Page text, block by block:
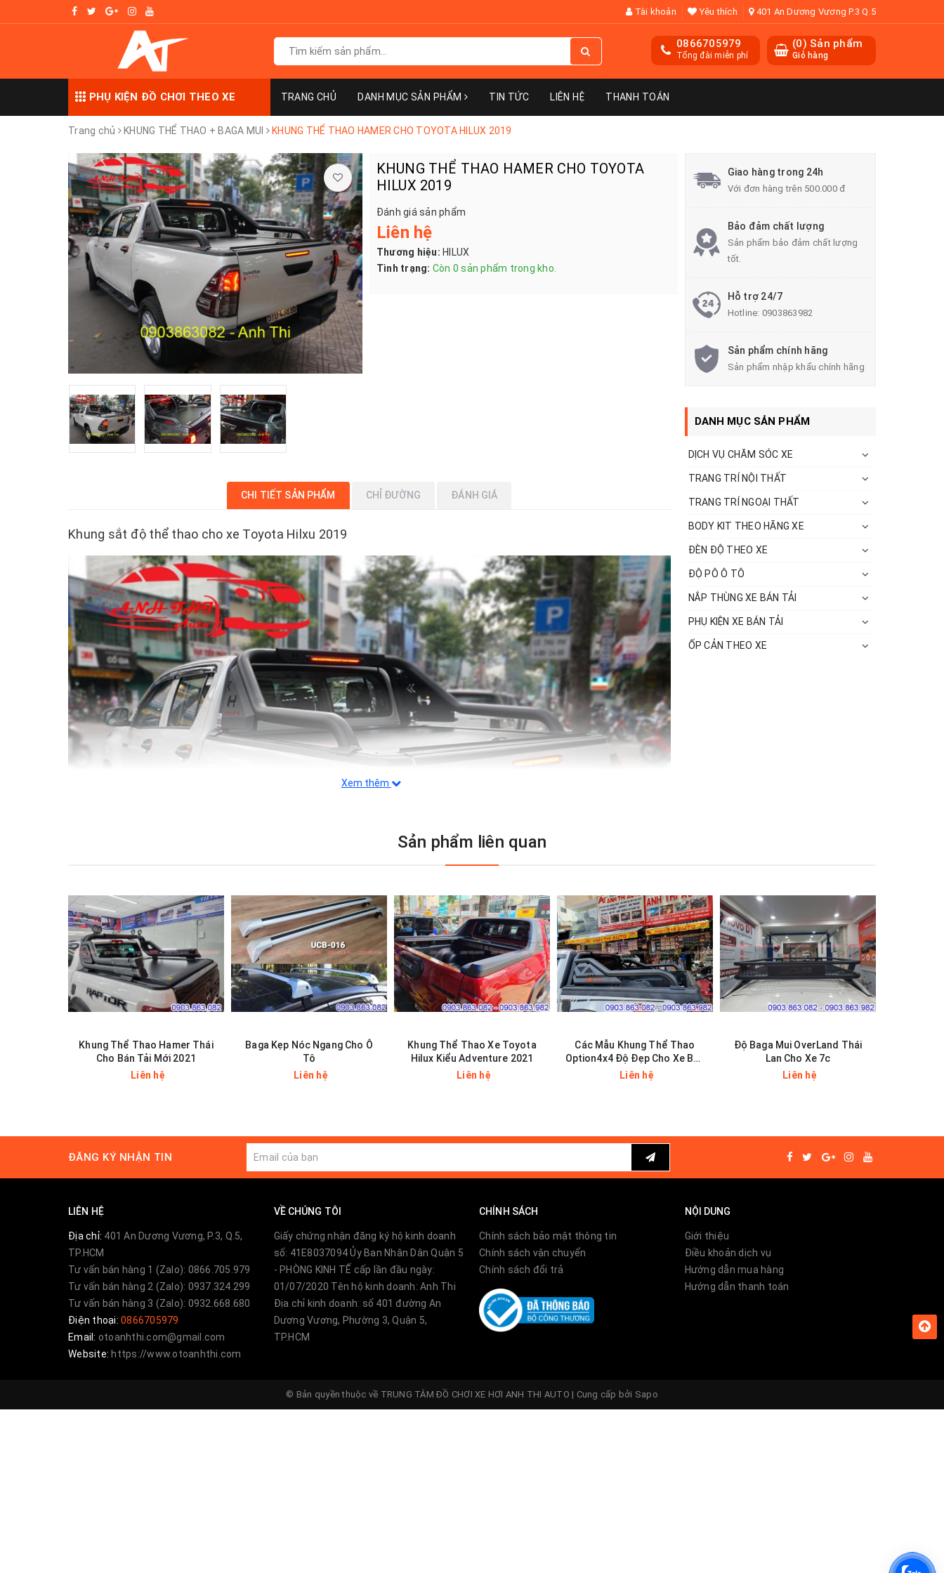
Tài khoản Yêu thích 401 An Dương Vương P.3 Q.5
(0) Sản phẩm
Giỏ hàng
0866705979
Tổng đài miễn phí
PHỤ KIỆN ĐỒ CHƠI THEO XE TRANG CHỦ DANH MỤC SẢN PHẨM TIN TỨC LIÊN HỆ THANH TOÁN
Trang chủ KHUNG THỂ THAO + BAGA MUI KHUNG THỂ THAO HAMER CHO TOYOTA HILUX 2019
KHUNG THỂ THAO HAMER CHO TOYOTA
HILUX 2019
Đánh giá sản phẩm
Liên hệ
Thương hiệu: HILUX
Tình trạng: Còn 0 sản phẩm trong kho.
CHI TIẾT SẢN PHẨM CHỈ ĐƯỜNG ĐÁNH GIÁ
Khung sắt độ thể thao cho xe Toyota Hilxu 2019
Xem thêm
Giao hàng trong 24h
Với đơn hàng trên 500.000 đ
Bảo đảm chất lượng
Sản phẩm bảo đảm chất lượng
tốt.
Hỗ trợ 24/7
Hotline: 0903863982
Sản phẩm chính hãng
Sản phẩm nhập khẩu chính hãng
DANH MỤC SẢN PHẨM
DỊCH VỤ CHĂM SÓC XE
TRANG TRÍ NỘI THẤT
TRANG TRÍ NGOẠI THẤT
BODY KIT THEO HÃNG XE
ĐÈN ĐỘ THEO XE
ĐỘ PÔ Ô TÔ
NẮP THÙNG XE BÁN TẢI
PHỤ KIỆN XE BÁN TẢI
ỐP CẢN THEO XE
Sản phẩm liên quan
Khung Thể Thao Hamer Thái
Cho Bán Tải Mới 2021
Liên hệ
Baga Kẹp Nóc Ngang Cho Ô
Tô
Liên hệ
Khung Thể Thao Xe Toyota
Hilux Kiểu Adventure 2021
Liên hệ
Các Mẫu Khung Thể Thao
Option4x4 Độ Đẹp Cho Xe Bán
Tải
Liên hệ
Độ Baga Mui OverLand Thái
Lan Cho Xe 7c
Liên hệ
ĐĂNG KÝ NHẬN TIN
LIÊN HỆ
Địa chỉ: 401 An Dương Vương, P.3, Q.5,
TP.HCM
Tư vấn bán hàng 1 (Zalo): 0866.705.979
Tư vấn bán hàng 2 (Zalo): 0937.324.299
Tư vấn bán hàng 3 (Zalo): 0932.668.680
Điện thoại: 0866705979
Email: otoanhthi.com@gmail.com
Website: https://www.otoanhthi.com
VỀ CHÚNG TÔI
Giấy chứng nhận đăng ký hộ kinh doanh
số: 41E8037094 Ủy Ban Nhân Dân Quận 5
- PHÒNG KINH TẾ cấp lần đầu ngày:
01/07/2020 Tên hộ kinh doanh: Anh Thi
Địa chỉ kinh doanh: số 401 đường An
Dương Vương, Phường 3, Quận 5,
TP.HCM
CHÍNH SÁCH
Chính sách bảo mật thông tin
Chính sách vận chuyển
Chính sách đổi trả
NỘI DUNG
Giới thiệu
Điều khoản dịch vụ
Hướng dẫn mua hàng
Hướng dẫn thanh toán
© Bản quyền thuộc về TRUNG TÂM ĐỒ CHƠI XE HƠI ANH THI AUTO | Cung cấp bởi Sapo